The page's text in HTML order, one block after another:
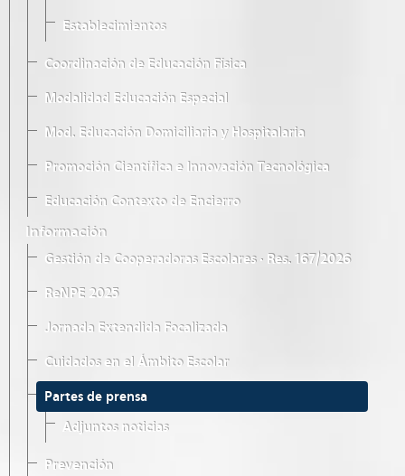
Establecimientos
Coordinación de Educación Física
Modalidad Educación Especial
Mod. Educación Domiciliaria y Hospitalaria
Promoción Científica e Innovación Tecnológica
Educación Contexto de Encierro
Información
Gestión de Cooperadoras Escolares · Res. 167/2026
ReNPE 2025
Jornada Extendida Focalizada
Cuidados en el Ámbito Escolar
Partes de prensa
Adjuntos noticias
Prevención